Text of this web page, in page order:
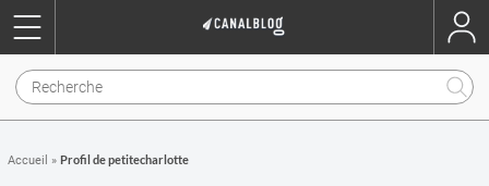
Accueil » Profil de petitecharlotte